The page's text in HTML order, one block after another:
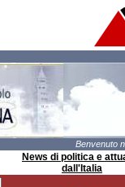
Benvenuto
News di politica e
dall'Italia